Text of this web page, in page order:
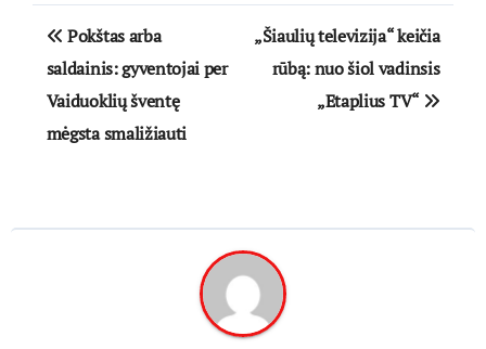
Navigacija
tarp
įrašų
Pokštas arba
saldainis: gyventojai per
Vaiduoklių šventę
mėgsta smaližiauti
„Šiaulių televizija“ keičia
rūbą: nuo šiol vadinsis
„Etaplius TV“